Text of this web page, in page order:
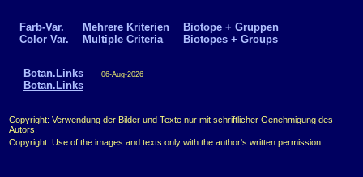
Farb-Var.
Color Var.
Mehrere Kriterien
Multiple Criteria
Biotope + Gruppen
Biotopes + Groups
Botan.Links
Botan.Links
06-Aug-2026
Copyright: Verwendung der Bilder und Texte nur mit schriftlicher Genehmigung des
Autors.
Copyright: Use of the images and texts only with the author's written permission.